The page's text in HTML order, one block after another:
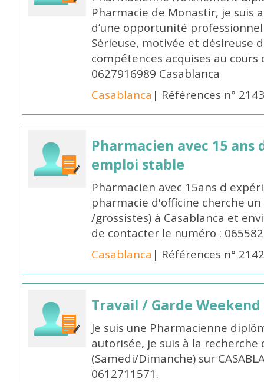
Pharmacie de Monastir, je suis
d’une opportunité
Sérieuse, motivée et désireuse
compétences acquises au
0627916989 Casablanca
Casablanca | Références n°
Pharmacien avec 15
emploi stable
Pharmacien avec 15ans d
pharmacie d'officine cherche
/grossistes) à Casablanca et
de contacter le numéro :
Casablanca | Références n°
Travail / Garde Weekend
Je suis une Pharmacienne
autorisée, je suis à la
(Samedi/Dimanche) sur
0612711571.